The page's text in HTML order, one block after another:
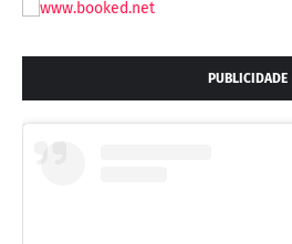
PUBLICIDADE